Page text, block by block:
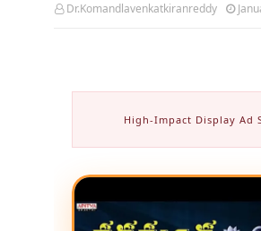
Dr.Komandlavenkatkiranreddy
High-Impact Display Ad